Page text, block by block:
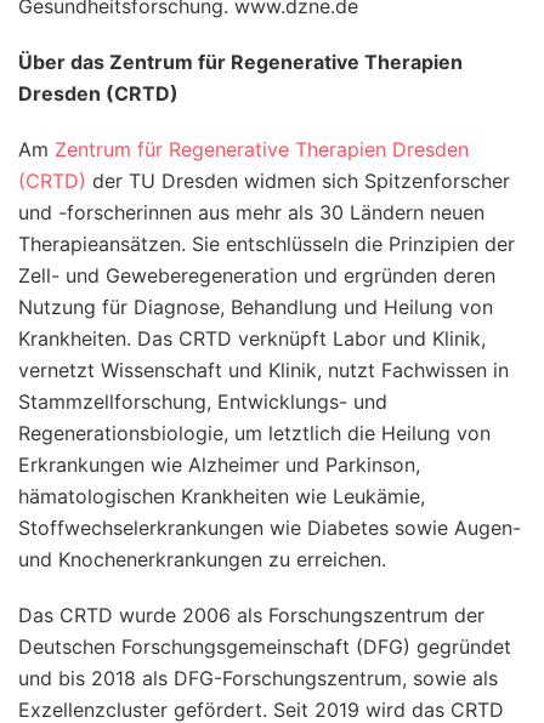
Gesundheitsforschung. www.dzne.de
Über das Zentrum für Regenerative Therapien
Dresden (CRTD)
Am Zentrum für Regenerative Therapien Dresden
(CRTD) der TU Dresden widmen sich Spitzenforscher
und -forscherinnen aus mehr als 30 Ländern neuen
Therapieansätzen. Sie entschlüsseln die Prinzipien der
Zell- und Geweberegeneration und ergründen deren
Nutzung für Diagnose, Behandlung und Heilung von
Krankheiten. Das CRTD verknüpft Labor und Klinik,
vernetzt Wissenschaft und Klinik, nutzt Fachwissen in
Stammzellforschung, Entwicklungs- und
Regenerationsbiologie, um letztlich die Heilung von
Erkrankungen wie Alzheimer und Parkinson,
hämatologischen Krankheiten wie Leukämie,
Stoffwechselerkrankungen wie Diabetes sowie Augen-
und Knochenerkrankungen zu erreichen.
Das CRTD wurde 2006 als Forschungszentrum der
Deutschen Forschungsgemeinschaft (DFG) gegründet
und bis 2018 als DFG-Forschungszentrum, sowie als
Exzellenzcluster gefördert. Seit 2019 wird das CRTD